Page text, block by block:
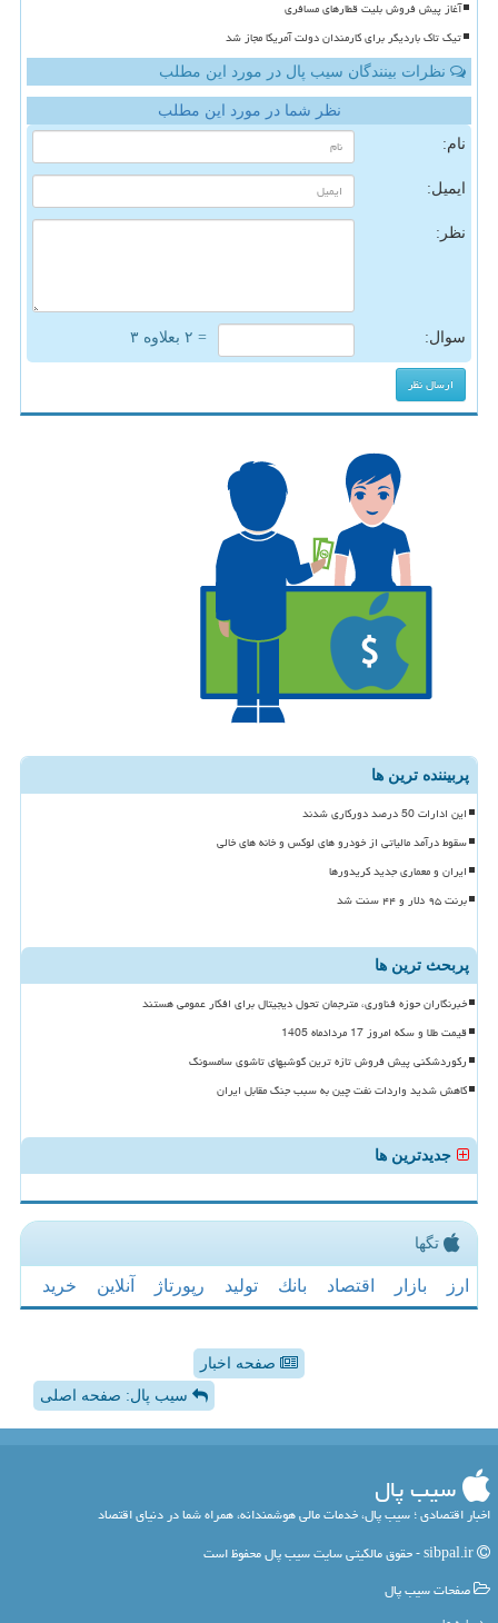
آغاز پیش فروش بلیت قطارهای مسافری
تیک تاک باردیگر برای کارمندان دولت آمریکا مجاز شد
نظرات بینندگان سیب پال در مورد این مطلب
نظر شما در مورد این مطلب
نام:
ایمیل:
نظر:
سوال: = ۲ بعلاوه ۳
پربیننده ترین ها
این ادارات 50 درصد دورکاری شدند
سقوط درآمد مالیاتی از خودرو های لوکس و خانه های خالی
ایران و معماری جدید کریدورها
برنت ۹۵ دلار و ۴۴ سنت شد
پربحث ترین ها
خبرنگاران حوزه فناوری، مترجمان تحول دیجیتال برای افکار عمومی هستند
قیمت طلا و سکه امروز 17 مردادماه 1405
رکوردشکنی پیش فروش تازه ترین گوشیهای تاشوی سامسونگ
کاهش شدید واردات نفت چین به سبب جنگ مقابل ایران
جدیدترین ها
تگها
ارز بازار اقتصاد بانك تولید رپورتاژ آنلاین خرید
صفحه اخبار
سیب پال: صفحه اصلی
سیب پال
اخبار اقتصادی ؛ سیب پال، خدمات مالی هوشمندانه، همراه شما در دنیای اقتصاد
صفحات سیب پال